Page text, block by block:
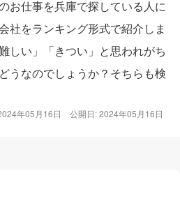
お仕事を兵庫で探している人に
社をランキング形式で紹介しま
しい」「きつい」と思われがち
うなのでしょうか？そちらも検
年05月16日 公開日: 2024年05月16日